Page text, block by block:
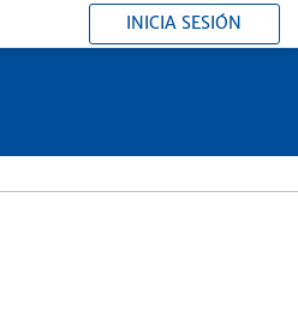
INICIA SESIÓN